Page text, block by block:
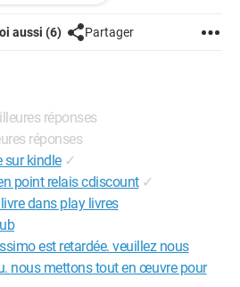
aussi (6) Partager
réponses
réponses
sur kindle ✓
point relais cdiscount ✓
dans play livres
est retardée. veuillez nous
nous mettons tout en œuvre pour